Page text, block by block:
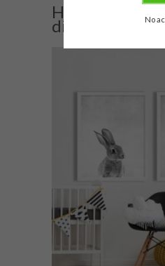
No
Habitación
diferente